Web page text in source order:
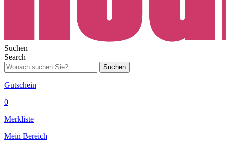
Suchen
Search
Suchen
Gutschein
0
Merkliste
Mein Bereich